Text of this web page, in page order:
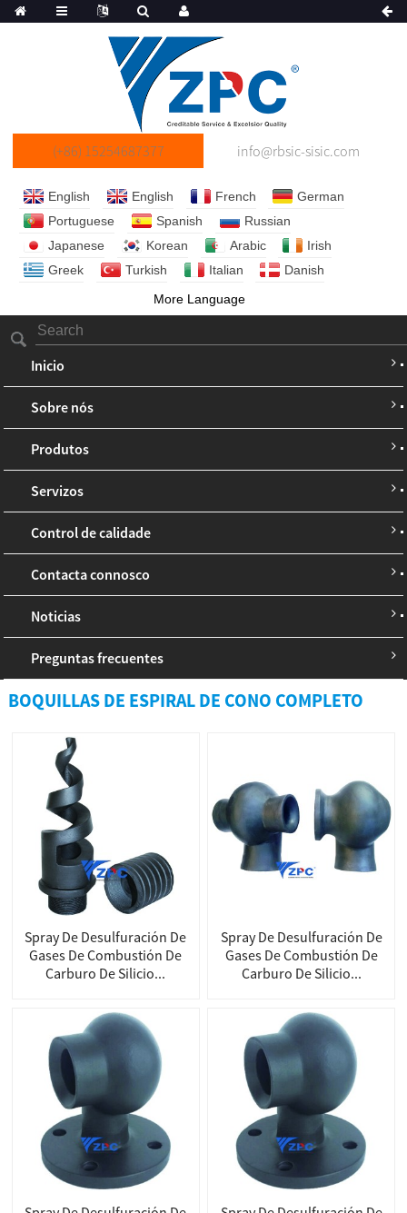
(+86) 15254687377 info@rbsic-sisic.com
English English French
German
Portuguese
Spanish
Russian
Japanese
Korean Arabic
Irish
Greek
Turkish Italian
Danish
More Language
Inicio
Sobre nós
Produtos
Servizos
Control de calidade
Contacta connosco
Noticias
Preguntas frecuentes
BOQUILLAS DE ESPIRAL DE CONO COMPLETO
Spray De Desulfuración De
Gases De Combustión De
Carburo De Silicio...
Spray De Desulfuración De
Gases De Combustión De
Carburo De Silicio...